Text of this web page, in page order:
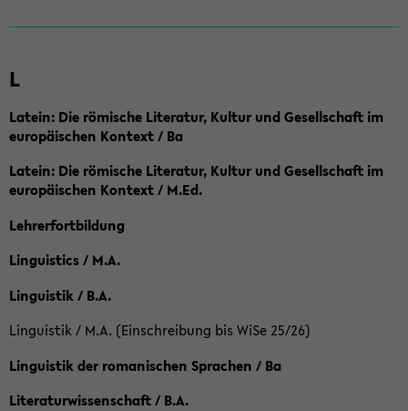
L
Latein: Die römische Literatur, Kultur und Gesellschaft im
europäischen Kontext / Ba
Latein: Die römische Literatur, Kultur und Gesellschaft im
europäischen Kontext / M.Ed.
Lehrerfortbildung
Linguistics / M.A.
Linguistik / B.A.
Linguistik / M.A. (Einschreibung bis WiSe 25/26)
Linguistik der romanischen Sprachen / Ba
Literaturwissenschaft / B.A.